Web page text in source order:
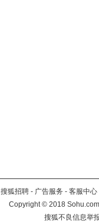
搜狐招聘 - 广告服务 - 客服中心
Copyright©2018
搜狐不良信息举